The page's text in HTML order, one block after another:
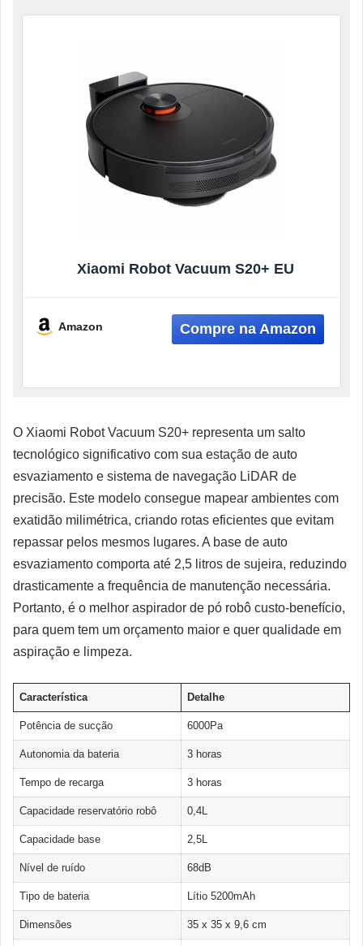
Xiaomi Robot Vacuum S20+ EU
Amazon
O Xiaomi Robot Vacuum S20+ representa um salto
tecnológico significativo com sua estação de auto
esvaziamento e sistema de navegação LiDAR de
precisão. Este modelo consegue mapear ambientes com
exatidão milimétrica, criando rotas eficientes que evitam
repassar pelos mesmos lugares. A base de auto
esvaziamento comporta até 2,5 litros de sujeira, reduzindo
drasticamente a frequência de manutenção necessária.
Portanto, é o melhor aspirador de pó robô custo-benefício,
para quem tem um orçamento maior e quer qualidade em
aspiração e limpeza.
Característica Detalhe
Potência de sucção 6000Pa
Autonomia da bateria 3 horas
Tempo de recarga 3 horas
Capacidade reservatório robô 0,4L
Capacidade base 2,5L
Nível de ruído 68dB
Tipo de bateria Lítio 5200mAh
Dimensões 35 x 35 x 9,6 cm